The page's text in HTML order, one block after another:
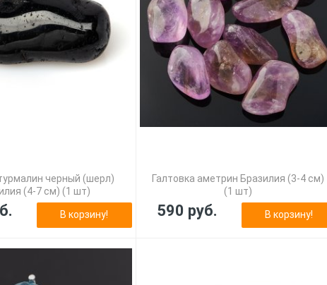
черный (шерл)
(4-7 см) (1 шт)
В корзину!
Галтовка аметрин Бразилия (3-4 см)
(1 шт)
590 руб. В корзину!